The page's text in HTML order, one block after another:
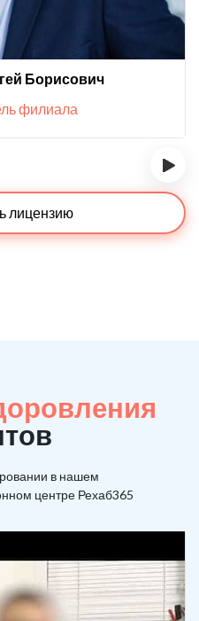
Борисович
филиала
›
лицензию
в нашем
центре Рехаб365